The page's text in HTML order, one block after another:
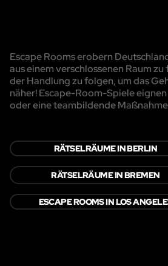
Escape Rooms erobern
aus einem verschlossenen Raum
der Handlung zu folgen, um das
näher! Escape-Room-Spiele
oder eine teambildende
RÄTSELRÄUME IN BERLIN
RÄTSELRÄUME IN BREMEN
ESCAPE ROOMS IN LOS